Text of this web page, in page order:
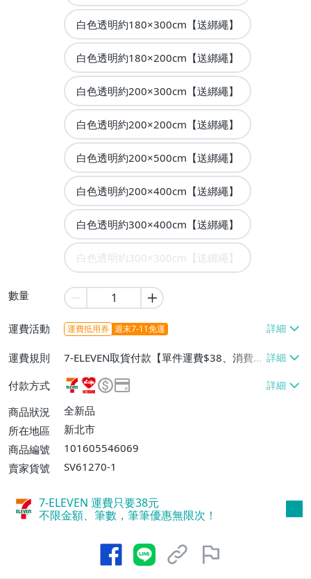
白色透明約180×300cm【送綁繩】
白色透明約180×200cm【送綁繩】
白色透明約200×300cm【送綁繩】
白色透明約200×200cm【送綁繩】
白色透明約200×500cm【送綁繩】
白色透明約200×400cm【送綁繩】
白色透明約300×400cm【送綁繩】
白色透明約300×300cm【送綁繩】
數量
運費活動 運費抵用券 週末7-11免運
運費規則
7-ELEVEN取貨付款【單件運費$38、消費滿
$1200免運費】、萊爾富取貨付款【單件運
費$60、消費滿$1200免運費】、宅配/貨運
【單件運費$100、消費滿$1200免運
費】、面交/自取/不寄送【免運費】、郵局
付款方式
商品狀況
全新品
所在地區
新北市
商品編號
101605546069
賣家貨號
SV61270-1
7-ELEVEN 運費只要38元
不限金額、筆數，筆筆優惠無限次！